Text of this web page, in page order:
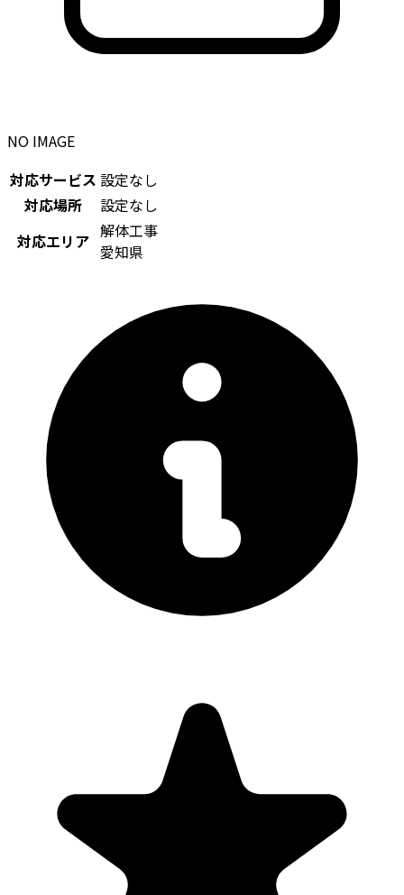
NO IMAGE
対応サービス 設定なし
対応場所
設定なし
対応エリア 解体工事
愛知県